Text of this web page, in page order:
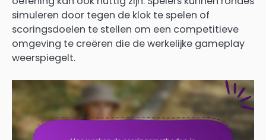
simuleren door tegen de klok te spelen of
scoringsdoelen te stellen om een competitieve
omgeving te creëren die de werkelijke gameplay
weerspiegelt.